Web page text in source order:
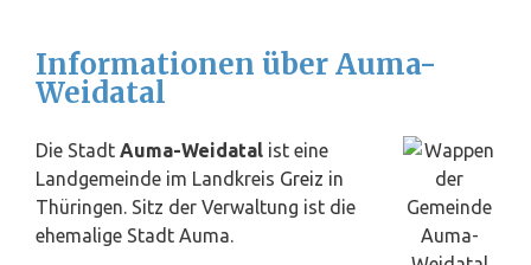
Informationen über Auma-
Weidatal
Die Stadt Auma-Weidatal ist eine
Landgemeinde im Landkreis Greiz in
Thüringen. Sitz der Verwaltung ist die
ehemalige Stadt Auma.